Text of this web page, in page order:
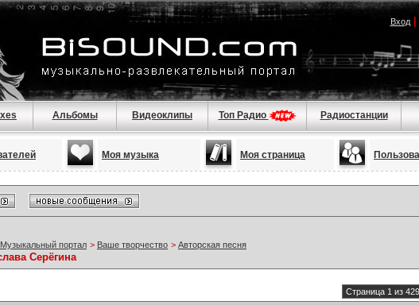
Вход|
Альбомы Видеоклипы Топ Радио Радиостанции
Моя музыка Моя страница
портал > Ваше творчество > Авторская песня
Серёгина
Страница 1 из 429